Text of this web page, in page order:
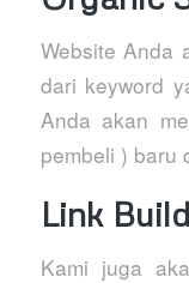
Website Anda
dari keyword
Anda akan
pembeli ) baru
Link
Kami juga